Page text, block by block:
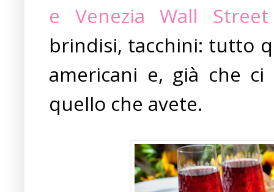
e Venezia Wall
brindisi, tacchini: tutto
americani e, già che
quello che avete.